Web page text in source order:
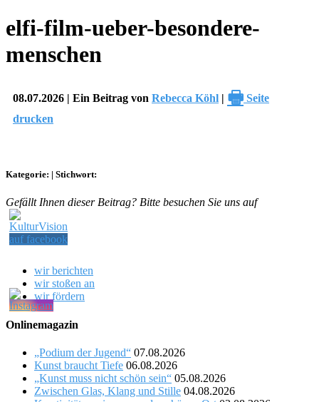
elfi-film-ueber-besondere-
menschen
08.07.2026 | Ein Beitrag von Rebecca Köhl | 🖶 Seite
drucken
Kategorie: | Stichwort:
Gefällt Ihnen dieser Beitrag? Bitte besuchen Sie uns auf
wir berichten
wir stoßen an
wir fördern
Onlinemagazin
„Podium der Jugend“ 07.08.2026
Kunst braucht Tiefe 06.08.2026
„Kunst muss nicht schön sein“ 05.08.2026
Zwischen Glas, Klang und Stille 04.08.2026